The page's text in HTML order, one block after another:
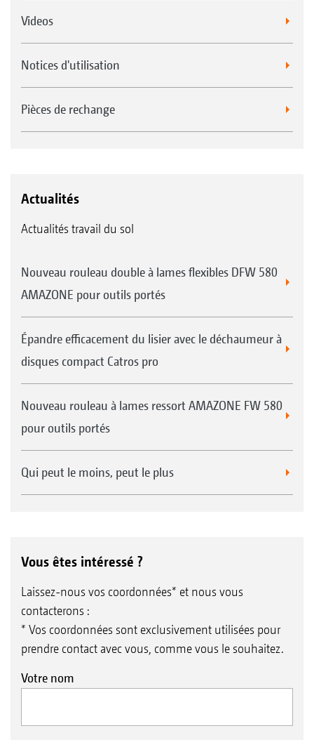
Videos
Notices d'utilisation
Pièces de rechange
Actualités
Actualités travail du sol
Nouveau rouleau double à lames flexibles DFW 580
AMAZONE pour outils portés
Épandre efficacement du lisier avec le déchaumeur à
disques compact Catros pro
Nouveau rouleau à lames ressort AMAZONE FW 580
pour outils portés
Qui peut le moins, peut le plus
Vous êtes intéressé ?
Laissez-nous vos coordonnées* et nous vous
contacterons :
* Vos coordonnées sont exclusivement utilisées pour
prendre contact avec vous, comme vous le souhaitez.
Votre nom